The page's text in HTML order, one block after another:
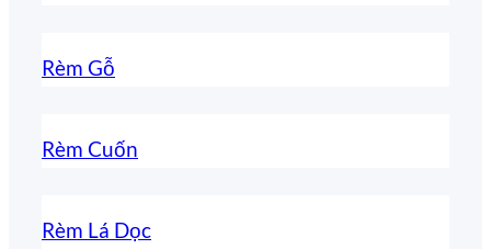
Rèm Gỗ
Rèm Cuốn
Rèm Lá Dọc